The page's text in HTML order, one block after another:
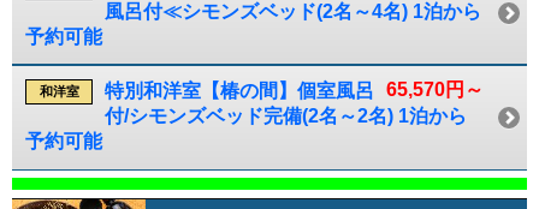
風呂付≪シモンズベッド(2名～4名) 1泊から
予約可能
65,570円～
和洋室
特別和洋室【椿の間】個室風呂
付/シモンズベッド完備(2名～2名) 1泊から
予約可能